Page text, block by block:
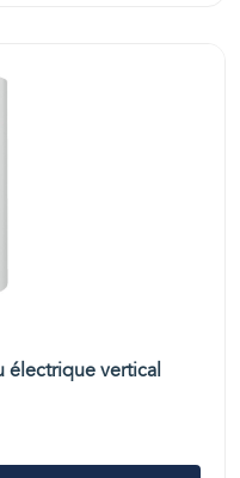
électrique vertical